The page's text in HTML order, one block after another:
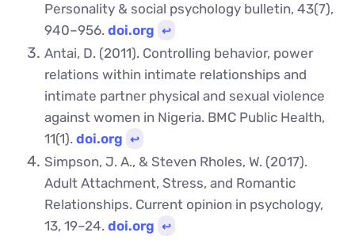
Personality & social psychology bulletin, 43(7),
940–956. doi.org ↩︎
Antai, D. (2011). Controlling behavior, power
relations within intimate relationships and
intimate partner physical and sexual violence
against women in Nigeria. BMC Public Health,
11(1). doi.org ↩︎
Simpson, J. A., & Steven Rholes, W. (2017).
Adult Attachment, Stress, and Romantic
Relationships. Current opinion in psychology,
13, 19–24. doi.org ↩︎